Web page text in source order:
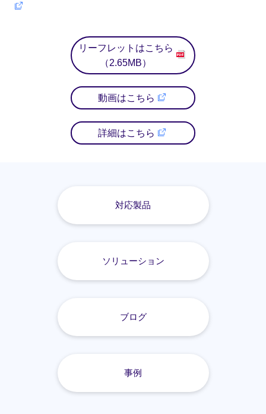
リーフレットはこちら
（2.65MB）
動画はこちら
詳細はこちら
対応製品
ソリューション
ブログ
事例